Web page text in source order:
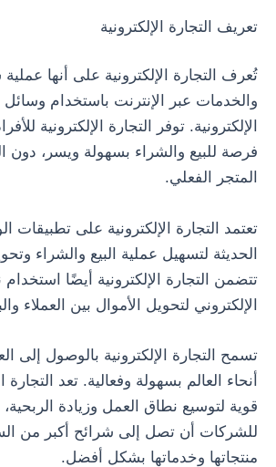
تعريف التجارة الإلكترونية
تُعرف التجارة الإلكترونية على أنها
والخدمات عبر الإنترنت باستخدام وسائل
الإلكترونية. توفر التجارة الإلكترونية
فرصة للبيع والشراء بسهولة ويسر، دون
المتجر الفعلي.
تعتمد التجارة الإلكترونية على تطبيقات
الحديثة لتسهيل عملية البيع والشراء
تتضمن التجارة الإلكترونية أيضًا
الإلكتروني لتحويل الأموال بين العملاء
تسمح التجارة الإلكترونية بالوصول إلى
أنحاء العالم بسهولة وفعالية. تعد التجارة
قوية لتوسيع نطاق العمل وزيادة
للشركات أن تصل إلى شرائح أكبر من
منتجاتها وخدماتها بشكل أفضل.